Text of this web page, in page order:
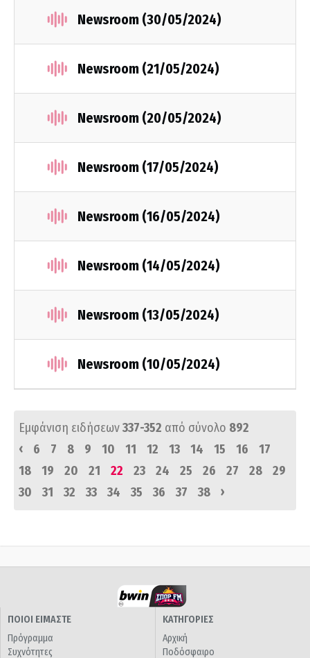
Newsroom (30/05/2024)
Newsroom (21/05/2024)
Newsroom (20/05/2024)
Newsroom (17/05/2024)
Newsroom (16/05/2024)
Newsroom (14/05/2024)
Newsroom (13/05/2024)
Newsroom (10/05/2024)
Εμφάνιση ειδήσεων337-352 από σύνολο 892
‹
6 7 8 9 10 11 12 13 14 15 16
17
18
19 20 21 22 23 24 25 26 27 28
29
30
31 32 33 34 35 36 37 38 ›
ΠΟΙΟΙ ΕΙΜΑΣΤΕ
Πρόγραμμα
Συχνότητες
ΚΑΤΗΓΟΡΙΕΣ
Αρχική
Ποδόσφαιρο